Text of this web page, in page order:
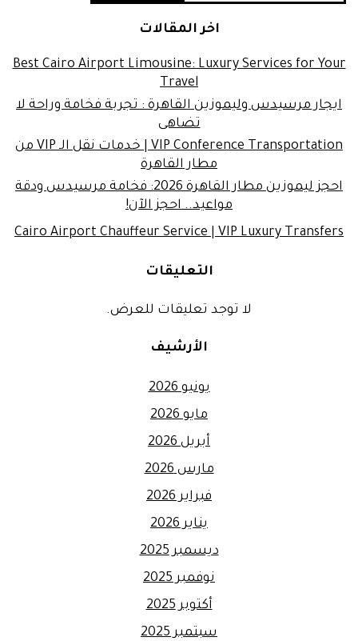
اخر المقالات
Best Cairo Airport Limousine: Luxury Services for Your
Travel
ايجار مرسيدس وليموزين القاهرة : تجربة فخامة وراحة لا
تضاهى
VIP Conference Transportation | خدمات نقل الـ VIP من
مطار القاهرة
احجز ليموزين مطار القاهرة 2026: فخامة مرسيدس ودقة
مواعيد.. احجز الآن!
Cairo Airport Chauffeur Service | VIP Luxury Transfers
التعليقات
لا توجد تعليقات للعرض.
الأرشيف
يونيو 2026
مايو 2026
أبريل 2026
مارس 2026
فبراير 2026
يناير 2026
ديسمبر 2025
نوفمبر 2025
أكتوبر 2025
سبتمبر 2025